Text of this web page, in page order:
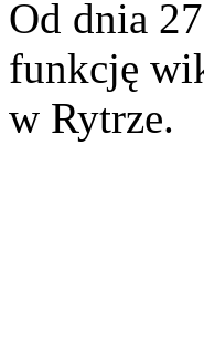
Od dnia
funkcję
w Rytrze.